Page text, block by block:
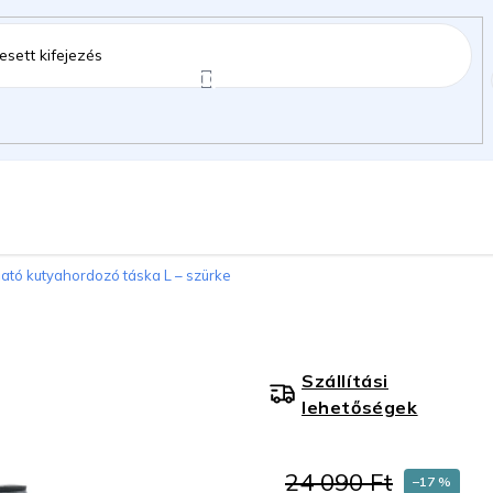
kutyahordozó táska L – szürke
24 090 Ft –17 %
Szállítási
lehetőségek